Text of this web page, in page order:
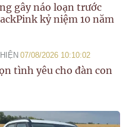
gây náo loạn trước
kỷ niệm 10 năm
07/08/2026 10:10:02
tình yêu cho đàn con